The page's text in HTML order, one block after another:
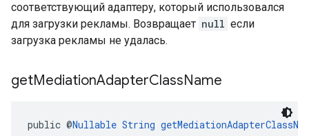
соответствующий адаптеру, который использовался
для загрузки рекламы. Возвращает null если
загрузка рекламы не удалась.
getMediationAdapterClassName
public @Nullable String